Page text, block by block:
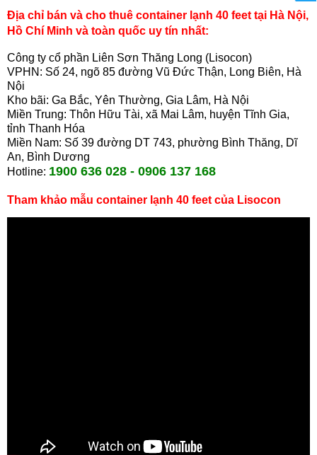
Địa chỉ bán và cho thuê container lạnh 40 feettại Hà Nội,
Hồ Chí Minh và toàn quốc uy tín nhất:
Công ty cổ phần Liên Sơn Thăng Long (Lisocon)
VPHN: Số 24, ngõ 85 đường Vũ Đức Thận, Long Biên, Hà
Nội
Kho bãi: Ga Bắc, Yên Thường, Gia Lâm, Hà Nội
Miền Trung: Thôn Hữu Tài, xã Mai Lâm, huyện Tĩnh Gia,
tỉnh Thanh Hóa
Miền Nam: Số 39 đường DT 743, phường Bình Thăng, Dĩ
An, Bình Dương
Hotline: 1900 636 028 - 0906 137 168
Tham khảo mẫu container lạnh 40 feet của Lisocon